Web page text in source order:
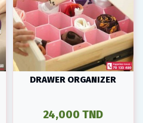
DRAWER ORGANIZER
24,000 TND